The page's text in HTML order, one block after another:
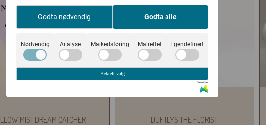
MIST DREAM CATCHER DUFTLYS THE FLORIST
Godta nødvendig Godta alle
Nødvendig Analyse Markedsføring Målrettet Egendefinert
Bekreft valg
Drevet av